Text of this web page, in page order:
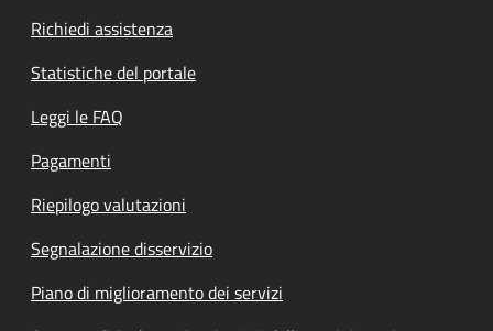
Richiedi assistenza
Statistiche del portale
Leggi le FAQ
Pagamenti
Riepilogo valutazioni
Segnalazione disservizio
Piano di miglioramento dei servizi